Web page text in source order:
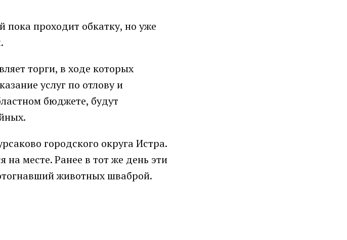
пока проходит обкатку, но уже
торги, в ходе которых
услуг по отлову и
бюджете, будут
городского округа Истра.
месте. Ранее в тот же день эти
животных шваброй.